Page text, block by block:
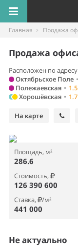
Главная Продажа
Продажа
Расположен по
Октябрьское Поле •
Полежаевская •
Хорошёвская •
На карте
Площадь, м²
286.6
Стоимость,
126 390 600
Ставка, /м²
441 000
Не актуально